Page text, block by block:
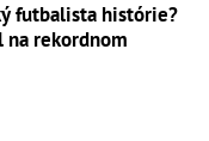
futbalista histórie?
na rekordnom